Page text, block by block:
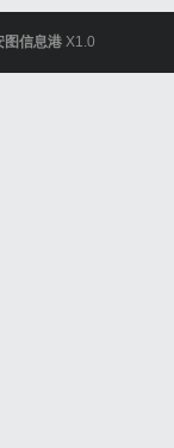
图信息港 X1.0